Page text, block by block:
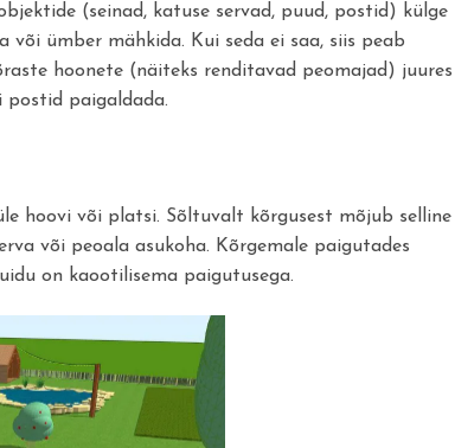
(seinad, katuse servad, puud, postid) külge
ümber mähkida. Kui seda ei saa, siis peab
hoonete (näiteks renditavad peomajad) juures
paigaldada.
hoovi või platsi. Sõltuvalt kõrgusest mõjub selline
või peoala asukoha. Kõrgemale paigutades
on kaootilisema paigutusega.